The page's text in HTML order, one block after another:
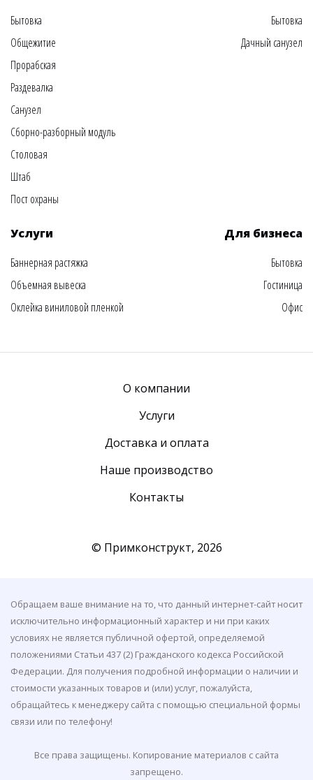
Бытовка
Общежитие
Прорабская
Раздевалка
Санузел
Сборно-разборный модуль
Столовая
Штаб
Пост охраны
Бытовка
Дачный санузел
Услуги
Баннерная растяжка
Объемная вывеска
Оклейка виниловой пленкой
Для бизнеса
Бытовка
Гостиница
Офис
О компании
Услуги
Доставка и оплата
Наше производство
Контакты
© Примконструкт, 2026
Обращаем ваше внимание на то, что данный интернет-сайт носит
исключительно информационный характер и ни при каких
условиях не является публичной офертой, определяемой
положениями Статьи 437 (2) Гражданского кодекса Российской
Федерации. Для получения подробной информации о наличии и
стоимости указанных товаров и (или) услуг, пожалуйста,
обращайтесь к менеджеру сайта с помощью специальной формы
связи или по телефону!
Все права защищены. Копирование материалов с сайта
запрещено.